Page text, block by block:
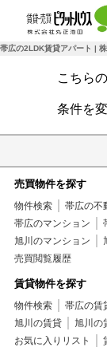
帯広の2LDK賃貸アパート |
こちら
条件を
売買物件を探す
物件検索 帯広の不
帯広のマンション
旭川のマンション
売買閲覧履歴
賃貸物件を探す
物件検索 帯広の賃
旭川の賃貸
旭川の
お気に入りリスト